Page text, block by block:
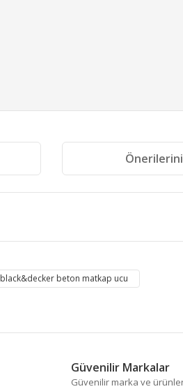
black&decker beton matkap ucu
Güvenilir Markalar
Güvenilir marka ve